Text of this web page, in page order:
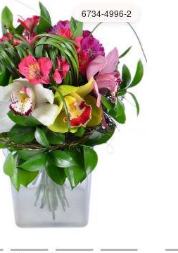
6734-4996-2